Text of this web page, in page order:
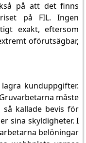
på att det finns
på FIL. Ingen
exakt, eftersom
oförutsägbar,
kunduppgifter.
måste
så kallade bevis för
sina skyldigheter. I
belöningar